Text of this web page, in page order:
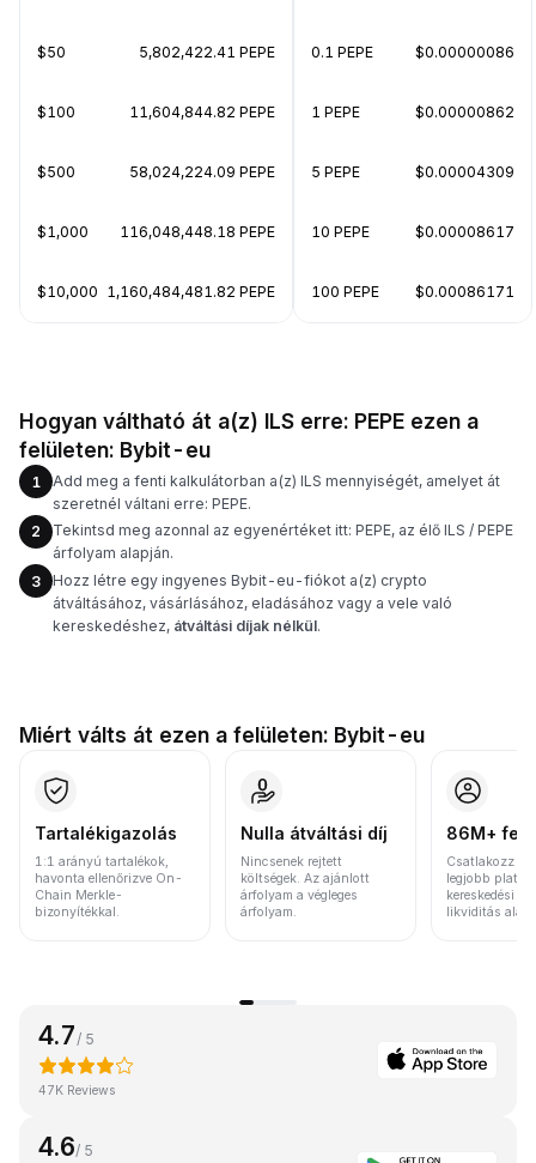
$50 5,802,422.41 PEPE
$100 11,604,844.82 PEPE
$500 58,024,224.09 PEPE
$1,000 116,048,448.18 PEPE
$10,000 1,160,484,481.82 PEPE
0.1 PEPE $0.00000086
1 PEPE $0.00000862
5 PEPE $0.00004309
10 PEPE $0.00008617
100 PEPE $0.00086171
Hogyan váltható át a(z) ILS erre: PEPE ezen a
felületen: Bybit-eu
1
Add meg a fenti kalkulátorban a(z) ILS mennyiségét, amelyet át
szeretnél váltani erre: PEPE.
2
Tekintsd meg azonnal az egyenértéket itt: PEPE, az élő ILS / PEPE
árfolyam alapján.
3
Hozz létre egy ingyenes Bybit-eu-fiókot a(z) crypto
átváltásához, vásárlásához, eladásához vagy a vele való
kereskedéshez, átváltási díjak nélkül.
Miért válts át ezen a felületen: Bybit-eu
Tartalékigazolás
1:1 arányú tartalékok,
havonta ellenőrizve On-
Chain Merkle-
bizonyítékkal.
Nulla átváltási díj
Nincsenek rejtett
költségek. Az ajánlott
árfolyam a végleges
árfolyam.
86M+
Csatlakozz a
legjobb
kereskedési
likviditás
4.7 / 5
47K Reviews
4.6/ 5